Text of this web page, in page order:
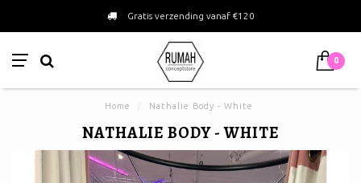
Gratis verzending vanaf €120
0
Home Nathalie Body - White
NATHALIE BODY - WHITE